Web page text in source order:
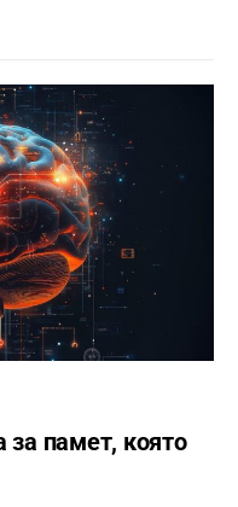
памет, която